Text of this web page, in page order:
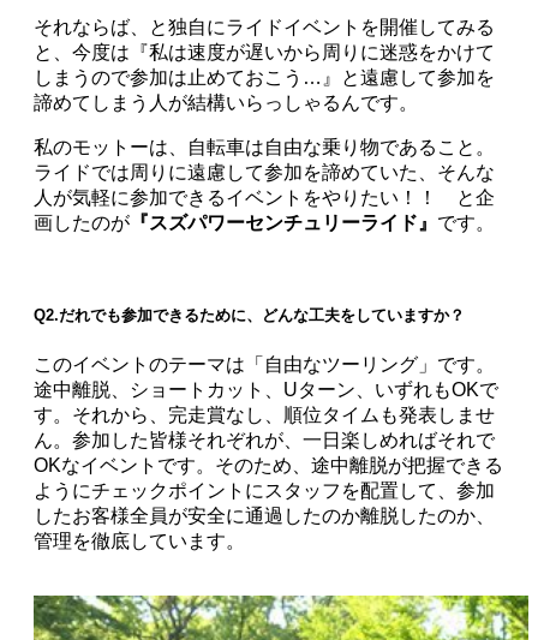
それならば、と独自にライドイベントを開催してみる
と、今度は『私は速度が遅いから周りに迷惑をかけて
しまうので参加は止めておこう…』と遠慮して参加を
諦めてしまう人が結構いらっしゃるんです。
私のモットーは、自転車は自由な乗り物であること。
ライドでは周りに遠慮して参加を諦めていた、そんな
人が気軽に参加できるイベントをやりたい！！ と企
画したのが 『スズパワーセンチュリーライド』 です。
Q2.だれでも参加できるために、どんな工夫をしていますか？
このイベントのテーマは「自由なツーリング」です。
途中離脱、ショートカット、Uターン、いずれもOKで
す。それから、完走賞なし、順位タイムも発表しませ
ん。参加した皆様それぞれが、一日楽しめればそれで
OKなイベントです。そのため、途中離脱が把握できる
ようにチェックポイントにスタッフを配置して、参加
したお客様全員が安全に通過したのか離脱したのか、
管理を徹底しています。